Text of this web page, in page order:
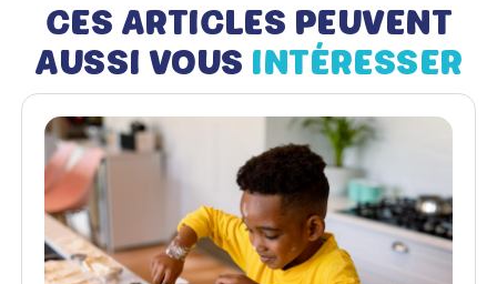
CES ARTICLES PEUVENT
AUSSI VOUS INTÉRESSER